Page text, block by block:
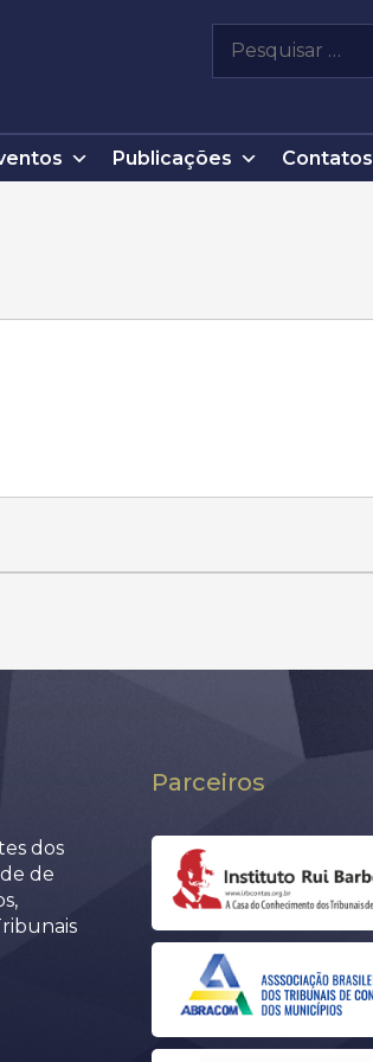
por:
Publicações Contatos
dos
de
Parceiros